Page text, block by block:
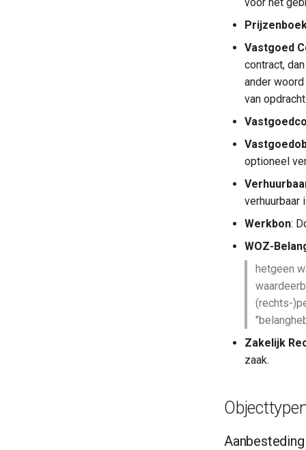
Vastgoed
contract,
ander
van
optioneel
verhuurbaar
Werkbon:
WOZ-
hetgeen
(rechts-
Zakelijk
zaak.